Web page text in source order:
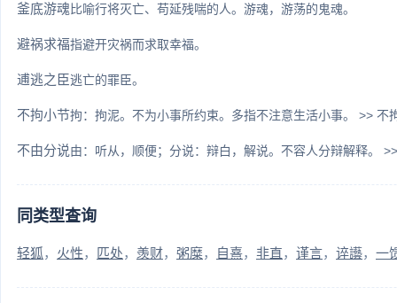
釜底游魂 比喻行将灭亡、苟延残喘的人。游魂，游荡的鬼魂。
避祸求福指避开灾祸而求取幸福。
逋逃之臣逃亡的罪臣。
不拘小节拘：拘泥。不为小事所约束。多指不注意生活小事。 >> 不
不由分说由：听从，顺便；分说：辩白，解说。不容人分辩解释。
同类型查询
轻狐 火性 匹处 羡财 粥糜 自熹 非直 谨言 谇讛 一